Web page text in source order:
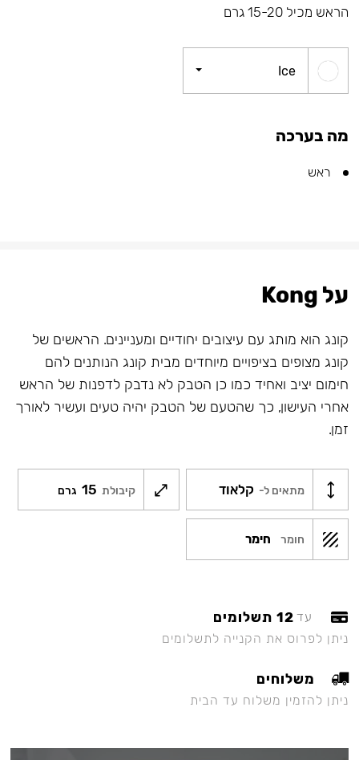
הראש מכיל 15-20 גרם
Ice
מה בערכה
ראש
על Kong
קונג הוא מותג עם עיצובים יחודיים ומעניינים. הראשים של
קונג מצופים בציפויים מיוחדים מבית קונג הנותנים להם
חימום יציב ואחיד כמו כן הטבק לא נדבק לדפנות של הראש
אחרי העישון, כך שהטעם של הטבק יהיה טעים ועשיר לאורך
זמן.
מתאים ל- קלאוד קיבולת 15 גרם
חומר חימר
עד 12 תשלומים
ניתן לפרוס את הקנייה לתשלומים
משלוחים
ניתן להזמין משלוח עד הבית